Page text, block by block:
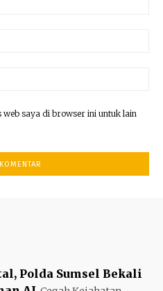
web saya di browser ini untuk lain
Polda Sumsel Bekali